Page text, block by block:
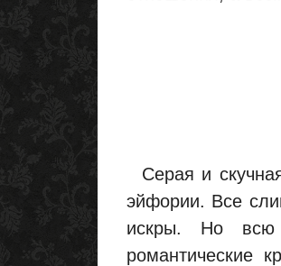
Серая и
эйфории. Все
искры. Но всю
романтические